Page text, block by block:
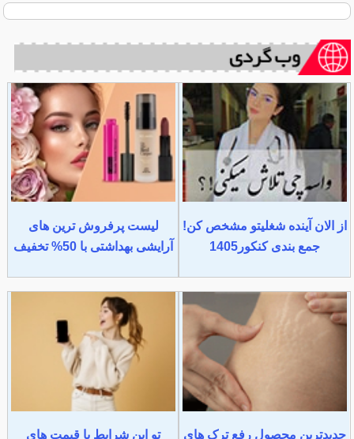
از الان آینده شغلیتو مشخص کن!
جمع بندی کنکور1405
لیست پرفروش ترین های
آرایشی بهداشتی با 50% تخفیف
جدیدترین محصول رفع ترک های
تو این شرایط با قیمت های